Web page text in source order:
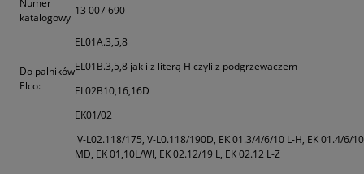
katalogowy
13 007 690
Do palników
Elco:
EL01A.3,5,8
EL01B.3,5,8 jak i z literą H czyli z podgrzewaczem
EL02B10,16,16D
EK01/02
V-L02.118/175, V-L0.118/190D, EK 01.3/4/6/10 L-H, EK 01.4/6/
MD, EK 01,10L/WI, EK 02.12/19 L, EK 02.12 L-Z